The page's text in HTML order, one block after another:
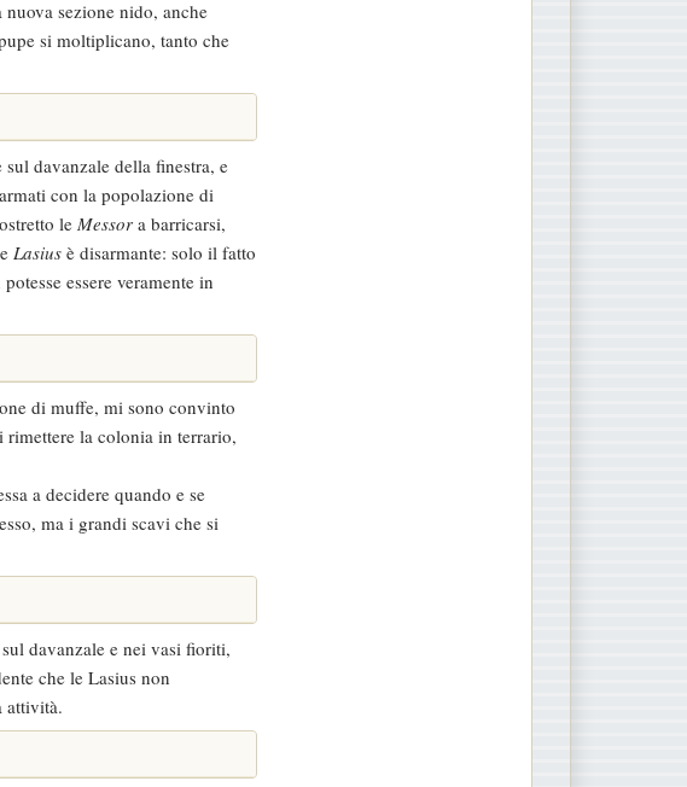
sezione nido, anche
si moltiplicano, tanto che
davanzale della finestra, e
con la popolazione di
le Messor a barricarsi,
Lasius è disarmante: solo il fatto
essere veramente in
di muffe, mi sono convinto
rimettere la colonia in terrario,
a decidere quando e se
ma i grandi scavi che si
davanzale e nei vasi fioriti,
che le Lasius non
attività.